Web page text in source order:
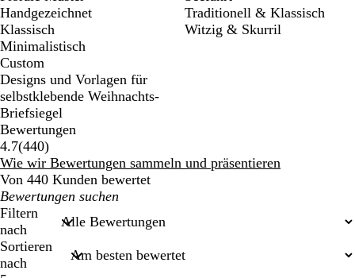
Handgezeichnet
Klassisch
Minimalistisch
Traditionell & Klassisch
Witzig & Skurril
Custom
Designs und Vorlagen für
selbstklebende Weihnachts-
Briefsiegel
Bewertungen
4.7(440440
Bewertungen
)
Wie wir Bewertungen sammeln und präsentieren
Von 440 Kunden bewertet
Meine
Sucheingaben
Filtern
nach
Sortieren
nach